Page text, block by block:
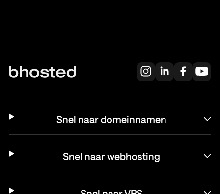
Snel naar domeinnamen
Snel naar webhosting